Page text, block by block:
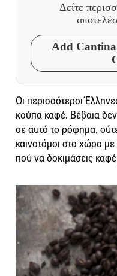
Δείτε
Add
Οι περισσότεροι
κούπα καφέ. Βέβαια δεν
σε αυτό το ρόφημα,
καινοτόμοι στο χώρο
πού να δοκιμάσεις